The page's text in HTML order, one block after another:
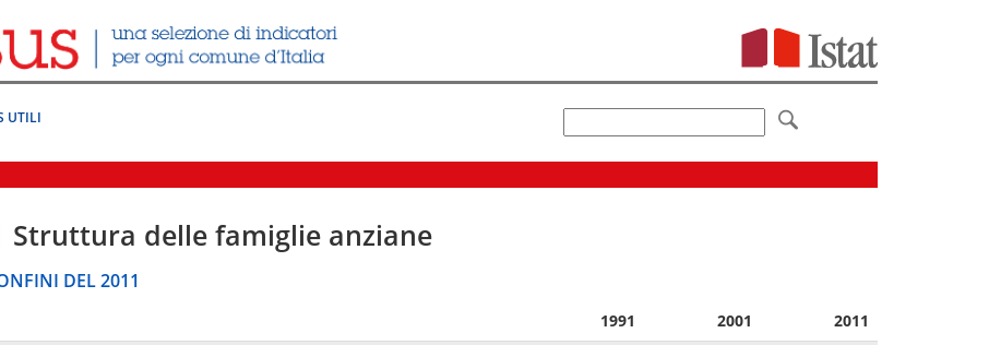
UTILI
Struttura delle famiglie anziane
DEL 2011
1991 2001 2011